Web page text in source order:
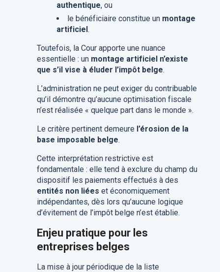
authentique, ou
le bénéficiaire constitue un montage
artificiel.
Toutefois, la Cour apporte une nuance
essentielle : un montage artificiel n’existe
que s’il vise à éluder l’impôt belge.
L’administration ne peut exiger du contribuable
qu’il démontre qu’aucune optimisation fiscale
n’est réalisée « quelque part dans le monde ».
Le critère pertinent demeure l’érosion de la
base imposable belge.
Cette interprétation restrictive est
fondamentale : elle tend à exclure du champ du
dispositif les paiements effectués à des
entités non liées et économiquement
indépendantes, dès lors qu’aucune logique
d’évitement de l’impôt belge n’est établie.
Enjeu pratique pour les
entreprises belges
La mise à jour périodique de la liste